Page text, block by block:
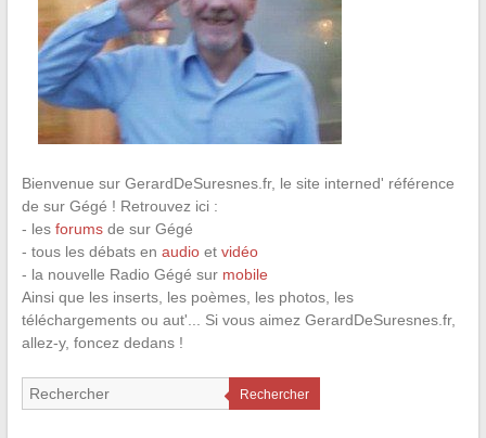
Bienvenue sur GerardDeSuresnes.fr, le site interned' référence
de sur Gégé ! Retrouvez ici :
- les forumsde sur Gégé
- tous les débats en audioet vidéo
- la nouvelle Radio Gégé sur mobile
Ainsi que les inserts, les poèmes, les photos, les
téléchargements ou aut'... Si vous aimez GerardDeSuresnes.fr,
allez-y, foncez dedans !
Rechercher